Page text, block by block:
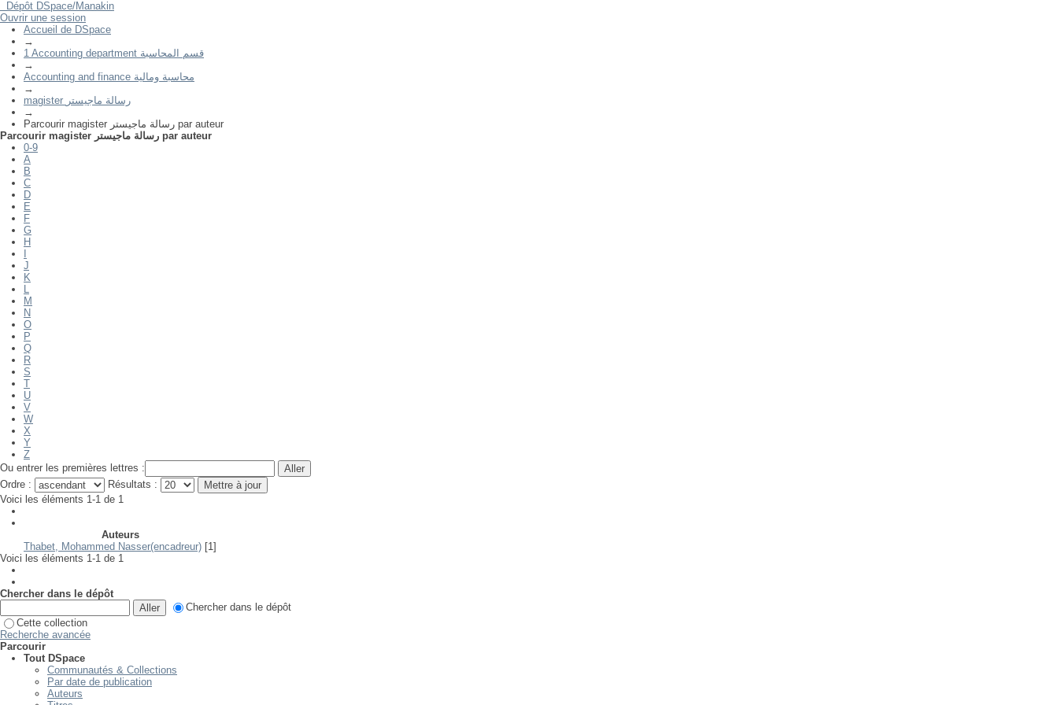
Dépôt DSpace/Manakin
Ouvrir une session
Accueil de DSpace
→
1 Accounting department قسم المحاسبة
→
Accounting and finance محاسبة ومالية
→
magister رسالة ماجيستر
→
Parcourir magister رسالة ماجيستر par auteur
Parcourir magister رسالة ماجيستر par auteur
0-9
A
B
C
D
E
F
G
H
J
K
L
M
N
O
P
Q
R
S
T
U
V
W
X
Y
Z
Ou entrer les premières lettres :
Ordre :
Résultats :
Voici les éléments 1-1 de 1
Auteurs
Thabet, Mohammed Nasser(encadreur) [1]
Voici les éléments 1-1 de 1
Chercher dans le dépôt
Chercher dans le dépôt
Cette collection
Recherche avancée
Parcourir
Tout DSpace
Communautés & Collections
Par date de publication
Auteurs